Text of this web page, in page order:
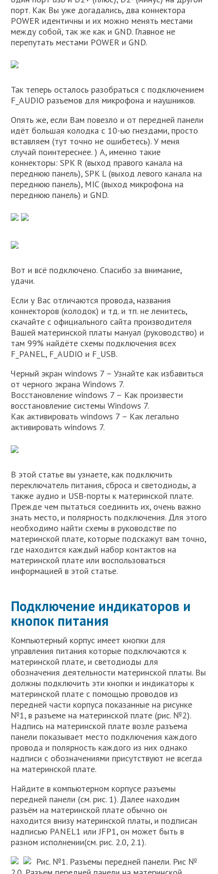
порт. Как Вы уже догадались, два коннектора
POWER идентичны и их можно менять местами
между собой, так же как и GND. Главное не
перепутать местами POWER и GND.
Так теперь осталось разобраться с подключением
F_AUDIO разъемов для микрофона и наушников.
Опять же, если Вам повезло и от передней панели
идёт большая колодка с 10-ью гнездами, просто
вставляем (тут точно не ошибетесь). У меня
случай поинтереснее. ) А, именно такие
коннекторы: SPK R (выход правого канала на
переднюю панель), SPK L (выход левого канала на
переднюю панель), MIC (выход микрофона на
переднюю панель) и GND.
Вот и всё подключено. Спасибо за внимание,
удачи.
Если у Вас отличаются провода, названия
коннекторов (колодок) и тд. и тп. не ленитесь,
скачайте с официального сайта производителя
Вашей материнской платы мануал (руководство) и
там 99% найдёте схемы подключения всех
F_PANEL, F_AUDIO и F_USB.
Черный экран windows 7 – Узнайте как избавиться
от черного экрана Windows 7.
Восстановление windows 7 – Как произвести
восстановление системы Windows 7.
Как активировать windows 7 – Как легально
активировать windows 7.
В этой статье вы узнаете, как подключить
переключатель питания, сброса и светодиоды, а
также аудио и USB-порты к материнской плате.
Прежде чем пытаться соединить их, очень важно
знать место, и полярность подключения. Для этого
необходимо найти схемы в руководстве по
материнской плате, которые подскажут вам точно,
где находится каждый набор контактов на
материнской плате или воспользоваться
информацией в этой статье.
Подключение индикаторов и
кнопок питания
Компьютерный корпус имеет кнопки для
управления питания которые подключаются к
материнской плате, и светодиоды для
обозначения деятельности материнской платы. Вы
должны подключить эти кнопки и индикаторы к
материнской плате с помощью проводов из
передней части корпуса показанные на рисунке
№1, в разъеме на материнской плате (рис. №2).
Надпись на материнской плате возле разъема
панели показывает место подключения каждого
провода и полярность каждого из них однако
надписи с обозначениями присутствуют не всегда
на материнской плате.
Найдите в компьютерном корпусе разъемы
передней панели (см. рис. 1). Далее находим
разъём на материнской плате обычно он
находится внизу материнской платы, и подписан
надписью PANEL1 или JFP1, он может быть в
разном исполнении(см. рис. 2.0, 2.1).
Рис. №1. Разъемы передней панели. Рис №